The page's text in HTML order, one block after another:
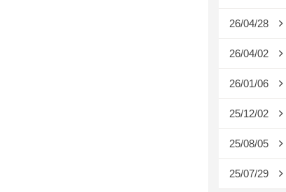
26/04/28
26/04/02
26/01/06
25/12/02
25/08/05
25/07/29